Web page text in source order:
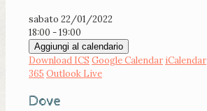
sabato 22/01/2022
18:00 - 19:00
Aggiungi al calendario
Download ICS Google Calendar iCalendar
365 Outlook Live
Dove